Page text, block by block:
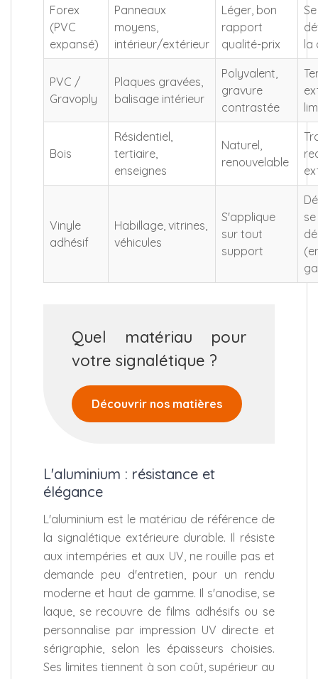
Forex
(PVC
expansé)
Panneaux
moyens,
intérieur/extérieur
Léger, bon
rapport
qualité-prix
Se
la
PVC /
Gravoply
Plaques gravées,
balisage intérieur
Polyvalent,
gravure
contrastée
Bois
Résidentiel,
tertiaire,
enseignes
Naturel,
renouvelable
Vinyle
adhésif
Habillage, vitrines,
véhicules
S'applique
sur tout
support
se
Quel matériau pour
votre signalétique ?
Découvrir nos matières
L'aluminium : résistance et
élégance
L'aluminium est le matériau de référence de
la signalétique extérieure durable. Il résiste
aux intempéries et aux UV, ne rouille pas et
demande peu d'entretien, pour un rendu
moderne et haut de gamme. Il s'anodise, se
laque, se recouvre de films adhésifs ou se
personnalise par impression UV directe et
sérigraphie, selon les épaisseurs choisies.
Ses limites tiennent à son coût, supérieur au